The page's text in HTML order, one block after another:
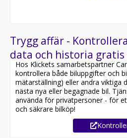
- Park Pilot
Jämför denna bil med någon av
Taigo i lager. Se våra bilar på
https://www.riddermarkbil.se/
Övrig information om bilen:
Besiktigad till och med 2029-06-
Endast 1 tidigare brukare
Möjlighet till 12-60 månaders
Trygg affär -
data och historia gratis
Hos Klickets samarbetspartner
kontrollera både biluppgifter och
mätarställning) eller andra viktiga
nästa nya eller begagnade bil.
använda för privatpersoner - för
och säkrare bilköp!